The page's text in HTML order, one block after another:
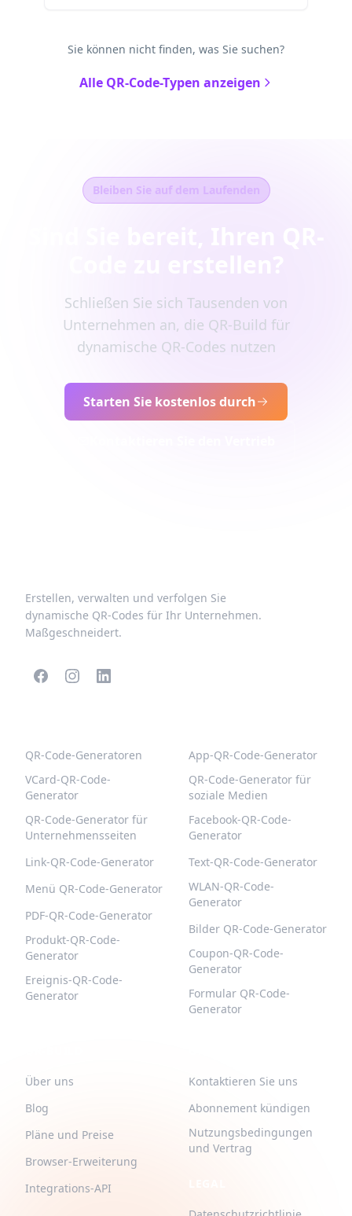
Sie können nicht finden, was Sie suchen?
Alle QR-Code-Typen anzeigen
Bleiben Sie auf dem Laufenden
Schließen Sie sich Tausenden von
Unternehmen an, die QR-Build für
dynamische QR-Codes nutzen
Starten Sie kostenlos durch
Erstellen, verwalten und verfolgen Sie
dynamische QR-Codes für Ihr Unternehmen.
Maßgeschneidert.
QR-Code-Generatoren
VCard-QR-Code-
Generator
QR-Code-Generator für
Unternehmensseiten
Link-QR-Code-Generator
Menü QR-Code-Generator
PDF-QR-Code-Generator
Produkt-QR-Code-
Generator
Ereignis-QR-Code-
Generator
App-QR-Code-Generator
QR-Code-Generator für
soziale Medien
Facebook-QR-Code-
Generator
Text-QR-Code-Generator
WLAN-QR-Code-
Generator
Bilder QR-Code-Generator
Coupon-QR-Code-
Generator
Formular QR-Code-
Generator
Über uns
Blog
Pläne und Preise
Browser-Erweiterung
Integrations-API
Kontaktieren Sie uns
Abonnement kündigen
Nutzungsbedingungen
und Vertrag